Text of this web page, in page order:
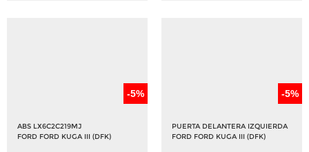
-5%
ABS LX6C2C219MJ
FORD FORD KUGA III (DFK)
-5%
PUERTA DELANTERA IZQUIERDA
FORD FORD KUGA III (DFK)